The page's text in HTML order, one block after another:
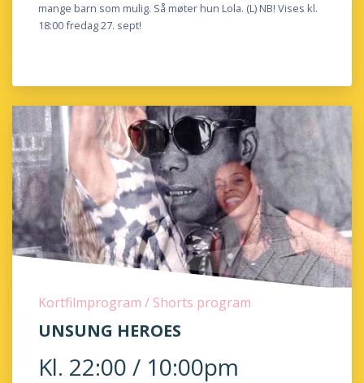
mange barn som mulig. Så møter hun Lola. (L) NB! Vises kl.
18:00 fredag 27. sept!
Kortfilmprogram / Shorts program
UNSUNG HEROES
Kl. 22:00 / 10:00pm